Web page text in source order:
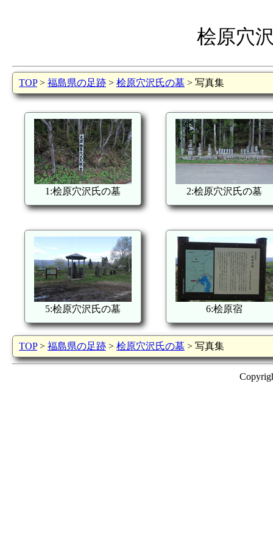
桧原穴
TOP> 福島県の足跡 > 桧原穴沢氏の墓 > 写真集
1:桧原穴沢氏の墓 2:桧原穴沢氏の墓
5:桧原穴沢氏の墓 6:桧原宿
TOP> 福島県の足跡 > 桧原穴沢氏の墓 > 写真集